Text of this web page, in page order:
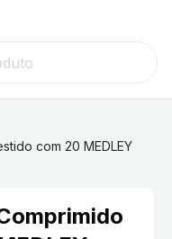
com 20 MEDLEY